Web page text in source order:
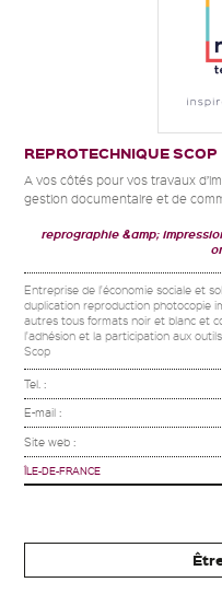
REPROTECHNIQUE SCOP
A vos côtés pour vos travaux
gestion documentaire et de
reprographie &amp;
Entreprise de l'économie sociale et
duplication reproduction photocopie
autres tous formats noir et blanc et
l'adhésion et la participation aux
Scop
Tel. :
E-mail :
Site web :
ÎLE-DE-FRANCE